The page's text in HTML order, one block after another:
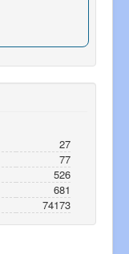
27
77
526
681
74173